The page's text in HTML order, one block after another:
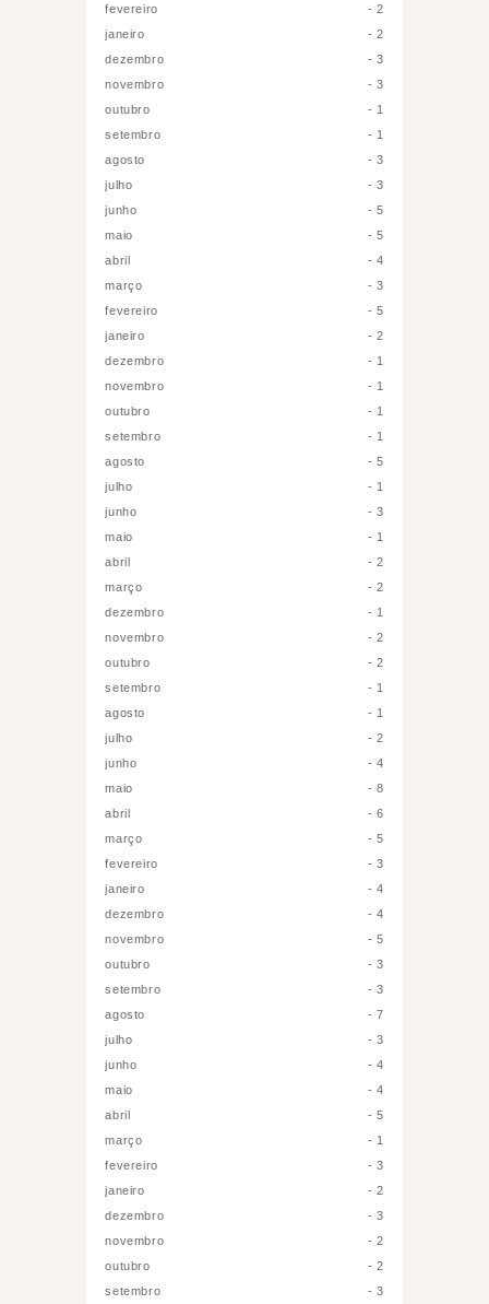
fevereiro
2
janeiro
2
dezembro
3
novembro
3
outubro
1
setembro
1
agosto
3
julho
3
junho
5
maio
5
abril
4
março
3
fevereiro
5
janeiro
2
dezembro
1
novembro
1
outubro
1
setembro
1
agosto
5
julho
1
junho
3
maio
1
abril
2
março
2
dezembro
1
novembro
2
outubro
2
setembro
1
agosto
1
julho
2
junho
4
maio
8
abril
6
março
5
fevereiro
3
janeiro
4
dezembro
4
novembro
5
outubro
3
setembro
3
agosto
7
julho
3
junho
4
maio
4
abril
5
março
1
fevereiro
3
janeiro
2
dezembro
3
novembro
2
outubro
2
setembro
3